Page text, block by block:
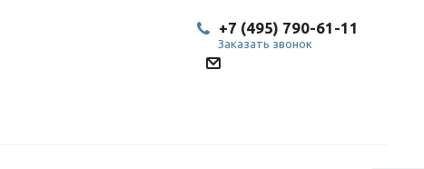
+7 (495) 790-61-11
Заказать звонок